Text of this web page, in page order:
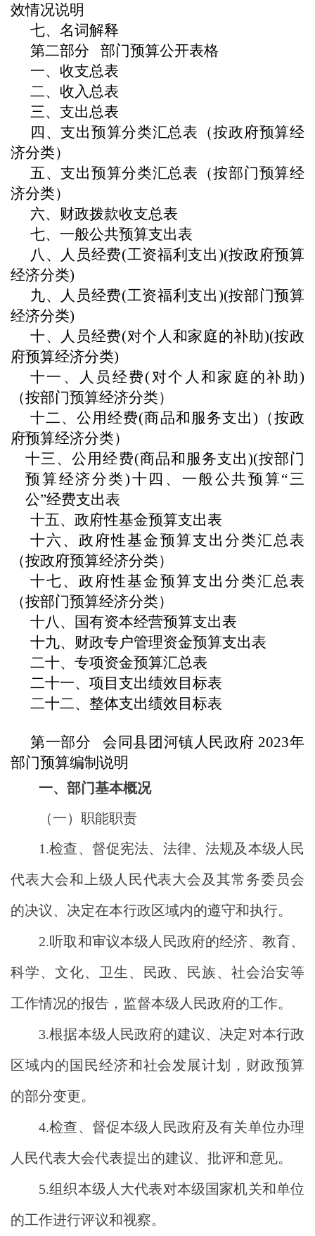
效情况说明
七、名词解释
第二部分
部门预算公开表格
一、收支总表
二、收入总表
三、支出总表
四、支出预算分类汇总表（按政府预算经
济分类）
五、支出预算分类汇总表（按部门预算经
济分类）
六、 财政拨款收支总表
七、 一般公共预算支出表
八、
人员经费(工资福利支出)(按政府预算
经济分类)
九、
人员经费(工资福利支出)(按部门预算
经济分类)
十、
人员经费(对个人和家庭的补助)(按政
府预算经济分类)
十一、
人员经费(对个人和家庭的补助)
（按部门预算经济分类）
十二、公用经费(商品和服务支出)（按政
府预算经济分类）
十三、公用经费(商品和服务支出)(按部门
预算经济分类)十四、一般公共预算“三
公”经费支出表
十五、政府性基金预算支出表
十六、政府性基金预算支出分类汇总表
（按政府预算经济分类）
十七、政府性基金预算支出分类汇总表
（按部门预算经济分类）
十八、国有资本经营预算支出表
十九、财政专户管理资金预算支出表
二十、专项资金预算汇总表
二十一、项目支出绩效目标表
二十二、整体支出绩效目标表
第一部分 会同县团河镇人民政府 2023年
部门预算编制 说明
一、部门基本概况
（一）职能职责
1.检查、督促宪法、法律、法规及本级人民
代表大会和上级人民代表大会及其常务委员会
的决议、决定在本行政区域内的遵守和执行。
2.听取和审议本级人民政府的经济、教育、
科学、文化、卫生、民政、民族、社会治安等
工作情况的报告，监督本级人民政府的工作。
3.根据本级人民政府的建议、决定对本行政
区域内的国民经济和社会发展计划，财政预算
的部分变更。
4.检查、督促本级人民政府及有关单位办理
人民代表大会代表提出的建议、批评和意见。
5.组织本级人大代表对本级国家机关和单位
的工作进行评议和视察。